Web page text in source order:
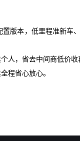
版本，低里程准新车
人，省去中间商低价
程省心放心。